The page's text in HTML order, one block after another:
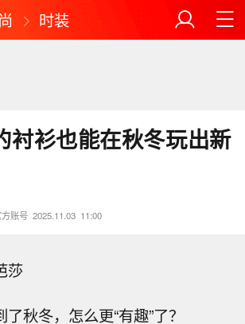
时装
衬衫也能在秋冬玩出新
账号 2025.11.03 11:00
莎
秋冬，怎么更“有趣”了？